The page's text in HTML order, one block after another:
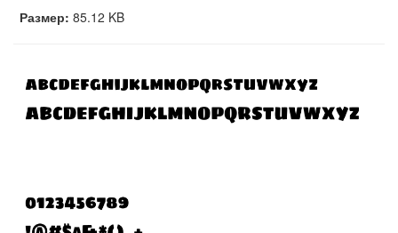
Размер: 85.12 KB